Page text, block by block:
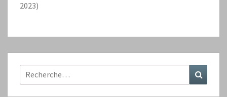
2023)
Rechercher :